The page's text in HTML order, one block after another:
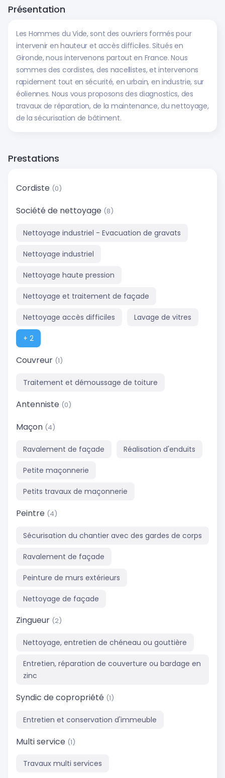
Présentation
Les Hommes du Vide, sont des ouvriers formés pour
intervenir en hauteur et accès difficiles. Situés en
Gironde, nous intervenons partout en France. Nous
sommes des cordistes, des nacellistes, et intervenons
rapidement tout en sécurité, en urbain, en industrie, sur
éoliennes. Nous vous proposons des diagnostics, des
travaux de réparation, de la maintenance, du nettoyage,
de la sécurisation de bâtiment.
Prestations
Cordiste (0)
Société de nettoyage (8)
Nettoyage industriel - Evacuation de gravats
Nettoyage industriel
Nettoyage haute pression
Nettoyage et traitement de façade
Nettoyage accès difficiles Lavage de vitres
+ 2
Couvreur (1)
Traitement et démoussage de toiture
Antenniste (0)
Maçon (4)
Ravalement de façade Réalisation d'enduits
Petite maçonnerie
Petits travaux de maçonnerie
Peintre (4)
Sécurisation du chantier avec des gardes de corps
Ravalement de façade
Peinture de murs extérieurs
Nettoyage de façade
Zingueur (2)
Nettoyage, entretien de chéneau ou gouttière
Entretien, réparation de couverture ou bardage en
zinc
Syndic de copropriété (1)
Entretien et conservation d'immeuble
Multi service (1)
Travaux multi services